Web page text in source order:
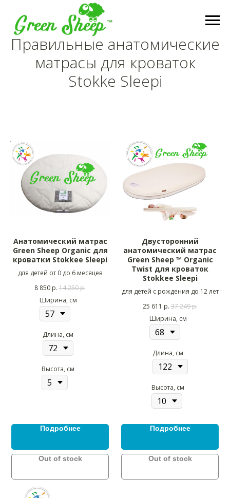
Правильные анатомические
матрасы для кроваток
Stokke Sleepi
Анатомический матрас
Green Sheep Organic для
кроватки Stokkee Sleepi
для детей от 0 до 6 месяцев
8 850 р. 14 250р.
Ширина, см
Длина, см
Высота, см
Подробнее
Out of stock
Двусторонний
анатомический матрас
Green Sheep ™ Organic
Twist для кроваток
Stokkee Sleepi
для детей с рождения до 12 лет
25 611 р. 37 249р.
Ширина, см
Длина, см
Высота, см
Подробнее
Out of stock